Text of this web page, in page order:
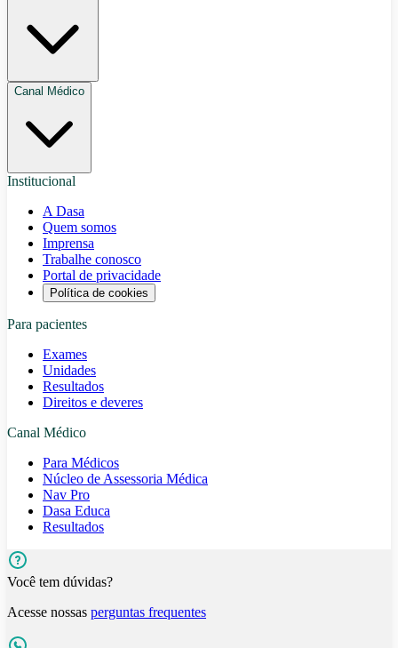
Canal Médico
Institucional
A Dasa
Quem somos
Imprensa
Trabalhe conosco
Portal de privacidade
Política de cookies
Para pacientes
Exames
Unidades
Resultados
Direitos e deveres
Canal Médico
Para Médicos
Núcleo de Assessoria Médica
Nav Pro
Dasa Educa
Resultados
Você tem dúvidas?
Acesse nossas perguntas frequentes